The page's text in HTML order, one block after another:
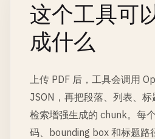
这个工具可
成什么
上传 PDF 后，工具会调用
JSON，再把段落、列表、
检索增强生成的 chunk。每
码、bounding box 和标题路